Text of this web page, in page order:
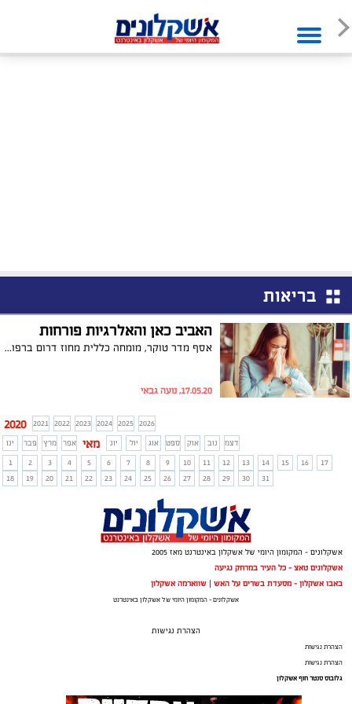
בריאות
האביב כאן והאלרגיות פורחות
אסף מדר טוקר, מומחה כללית מחוז דרום ברפואת ילדים, מרפאת עומר כותב על התקופה בה האלרגיות פורחות
17.05.20, נועה גבאי
2020 2021 2022 2023 2024 2025 2026
ינו
פבר מרץ אפר מאי יונ יול אוג ספט אוק נוב
דצמ
1
2 3 4 5 6 7 8 9 10 11 12 13 14 15 16
17
18
19 20 21 22 23 24 25 26 27 28 29 30 31
אשקלונים - המקומון היומי של אשקלון באינטרנט מאז 2005
אשקלונים טאצ - כל העיר במרחק נגיעה
באבו אשקלון - מסעדת בשרים על האש | שווארמה אשקלון
אשקלונים - המקומון היומי של אשקלון באינטרנט
הצהרת נגישות
הצהרת נגישות
הצהרת נגישות
גלובוס סנטר חוף אשקלון